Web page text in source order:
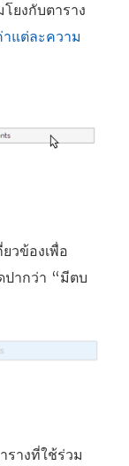
ยงกับตาราง
แต่ละความ
วข้องเพื่อ
ปากว่า “มีตบ
รางที่ใช้ร่วม